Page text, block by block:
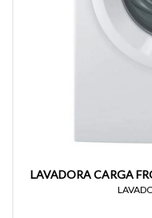
LAVADORA CARGA